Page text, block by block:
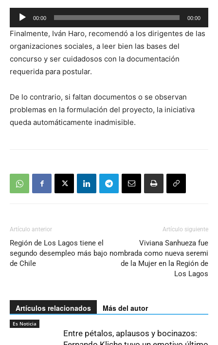
Reproductor
de
audio
00:00 00:00
Finalmente, Iván Haro, recomendó a los dirigentes de las
organizaciones sociales, a leer bien las bases del
concurso y ser cuidadosos con la documentación
requerida para postular.
De lo contrario, si faltan documentos o se observan
problemas en la formulación del proyecto, la iniciativa
queda automáticamente inadmisible.
Artículo anterior
Región de Los Lagos tiene el
segundo desempleo más bajo
de Chile
Artículo siguiente
Viviana Sanhueza fue
nombrada como nueva seremi
de la Mujer en la Región de
Los Lagos
Artículos relacionados Más del autor
Es Noticia
Entre pétalos, aplausos y bocinazos: